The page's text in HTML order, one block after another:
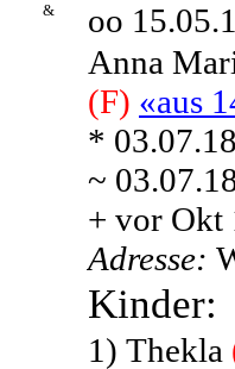
&
oo
Anna
(F) «aus
*
~
+ vor Okt
Adresse:
Kinder:
1) Thekla